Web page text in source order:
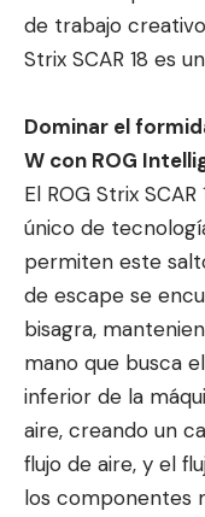
de trabajo
Strix SCAR 18 es
Dominar el
W con ROG
El ROG Strix
único de
permiten este
de escape se
bisagra,
mano que busca
inferior de la
aire, creando un
flujo de aire, y el
los componentes